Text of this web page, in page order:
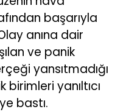
başarıyla
anına dair
ve panik
yansıtmadığı
yanıltıcı
bastı.